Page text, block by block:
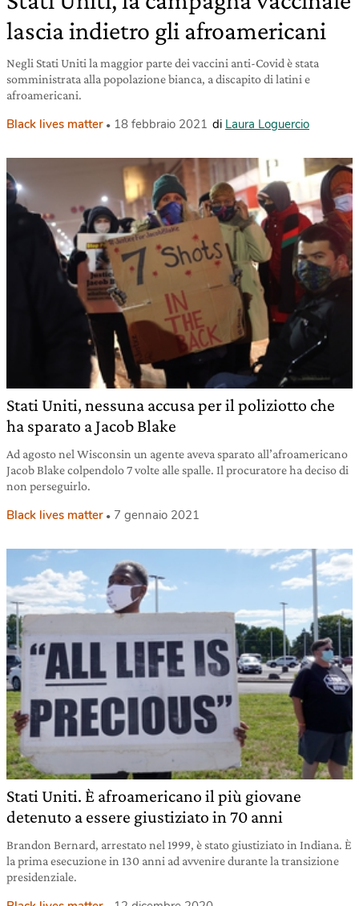
lascia indietro gli afroamericani
Negli Stati Uniti la maggior parte dei vaccini anti-Covid è stata
somministrata alla popolazione bianca, a discapito di latini e
afroamericani.
Black lives matter 18 febbraio 2021 di Laura Loguercio
Stati Uniti, nessuna accusa per il poliziotto che
ha sparato a Jacob Blake
Ad agosto nel Wisconsin un agente aveva sparato all’afroamericano
Jacob Blake colpendolo 7 volte alle spalle. Il procuratore ha deciso di
non perseguirlo.
Black lives matter 7 gennaio 2021
Stati Uniti. È afroamericano il più giovane
detenuto a essere giustiziato in 70 anni
Brandon Bernard, arrestato nel 1999, è stato giustiziato in Indiana. È
la prima esecuzione in 130 anni ad avvenire durante la transizione
presidenziale.